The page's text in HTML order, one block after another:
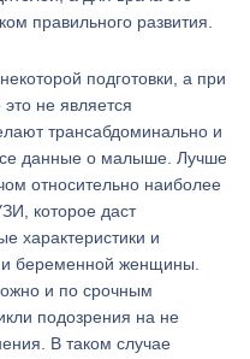
правильного развития.
подготовки, а при
не является
трансабдоминально и
данные о малыше. Лучше
относительно наиболее
которое даст
характеристики и
беременной женщины.
и по срочным
подозрения на не
В таком случае